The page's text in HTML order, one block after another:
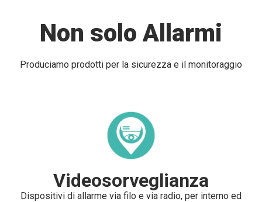
Non solo Allarmi
Produciamo prodotti per la sicurezza e il monitoraggio
Videosorveglianza
Dispositivi di allarme via filo e via radio, per interno ed